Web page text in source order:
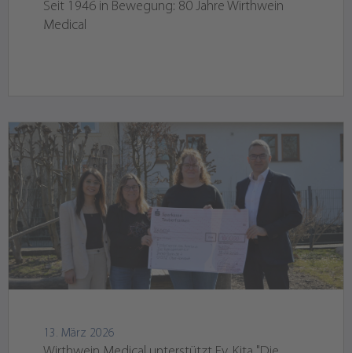
Seit 1946 in Bewegung: 80 Jahre Wirthwein
Medical
13. März 2026